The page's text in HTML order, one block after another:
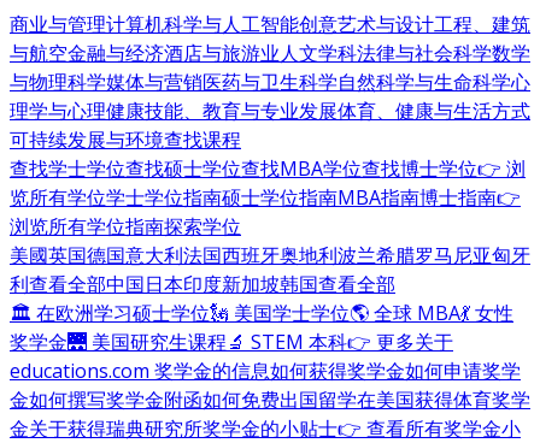
商业与管理计算机科学与人工智能创意艺术与设计工程、建筑
与航空金融与经济酒店与旅游业人文学科法律与社会科学数学
与物理科学媒体与营销医药与卫生科学自然科学与生命科学心
理学与心理健康技能、教育与专业发展体育、健康与生活方式
可持续发展与环境查找课程
查找学士学位查找硕士学位查找MBA学位查找博士学位👉 浏
览所有学位学士学位指南硕士学位指南MBA指南博士指南👉
浏览所有学位指南探索学位
美國英国德国意大利法国西班牙奥地利波兰希腊罗马尼亚匈牙
利查看全部中国日本印度新加坡韩国查看全部
🏛 在欧洲学习硕士学位🗽 美国学士学位🌎 全球 MBA💃 女性
奖学金🌉 美国研究生课程🔬 STEM 本科👉 更多关于
educations.com 奖学金的信息如何获得奖学金如何申请奖学
金如何撰写奖学金附函如何免费出国留学在美国获得体育奖学
金关于获得瑞典研究所奖学金的小贴士👉 查看所有奖学金小